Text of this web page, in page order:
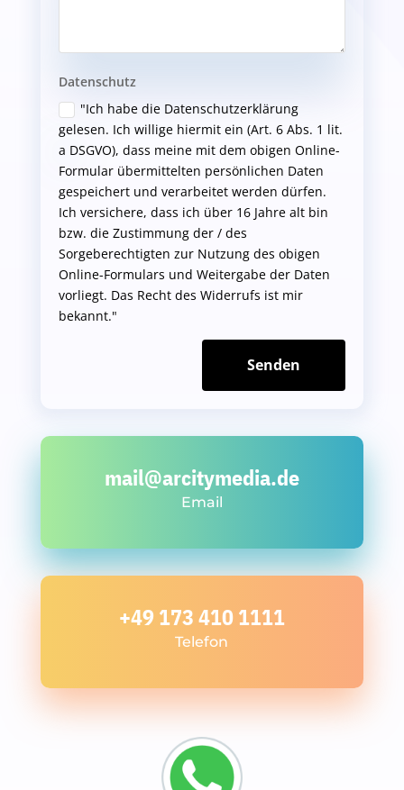
Datenschutz
"Ich habe die Datenschutzerklärung
gelesen. Ich willige hiermit ein (Art. 6 Abs. 1 lit.
a DSGVO), dass meine mit dem obigen Online-
Formular übermittelten persönlichen Daten
gespeichert und verarbeitet werden dürfen.
Ich versichere, dass ich über 16 Jahre alt bin
bzw. die Zustimmung der / des
Sorgeberechtigten zur Nutzung des obigen
Online-Formulars und Weitergabe der Daten
vorliegt. Das Recht des Widerrufs ist mir
bekannt."
Senden
mail@arcitymedia.de
Email
+49 173 410 1111
Telefon